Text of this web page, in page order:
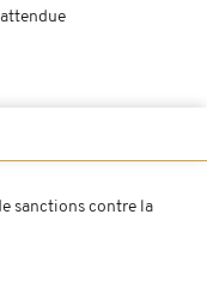
sanctions contre la